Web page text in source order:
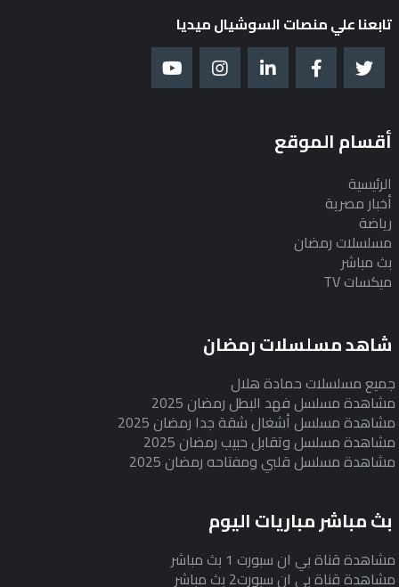
تابعنا علي منصات السوشيال ميديا
أقسام الموقع
الرئيسية
أخبار مصرية
رياضة
مسلسلات رمضان
بث مباشر
ميكسات TV
شاهد مسلسلات رمضان
جميع مسلسلات حمادة هلال
مشاهدة مسلسل فهد البطل رمضان 2025
مشاهدة مسلسل أشغال شقة جدا رمضان 2025
مشاهدة مسلسل وتقابل حبيب رمضان 2025
مشاهدة مسلسل قلبي ومفتاحه رمضان 2025
بث مباشر مباريات اليوم
مشاهدة قناة بي ان سبورت 1 بث مباشر
مشاهدة قناة بي ان سبورت2 بث مباشر